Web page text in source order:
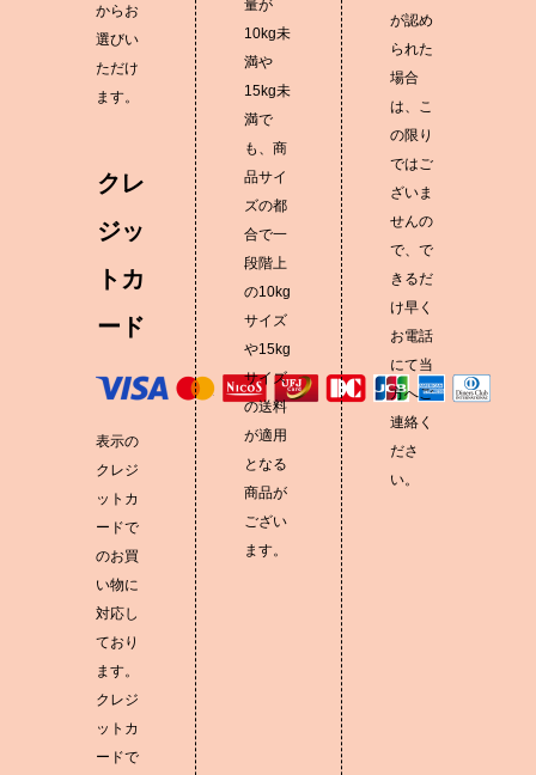
からお
選びい
ただけ
ます。
クレ
ジッ
トカ
ード
表示の
クレジ
ットカ
ードで
のお買
い物に
対応し
ており
ます。
クレジ
ットカ
ードで
量が
10kg未
満や
15kg未
満で
も、商
品サイ
ズの都
合で一
段階上
の10kg
サイズ
や15kg
サイズ
の送料
が適用
となる
商品が
ござい
ます。
が認め
られた
場合
は、こ
の限り
ではご
ざいま
せんの
で、で
きるだ
け早く
お電話
にて当
方へご
連絡く
ださ
い。